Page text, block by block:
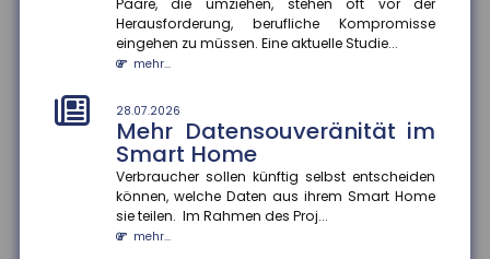
Herausforderung, berufliche Kompromisse
eingehen zu müssen. Eine aktuelle Studie...
mehr...
28.07.2026
Mehr Datensouveränität im
Smart Home
Verbraucher sollen künftig selbst entscheiden
können, welche Daten aus ihrem Smart Home
sie teilen. Im Rahmen des Proj...
mehr...
25.07.2026
Informationsaustausch über
Der internationale Informationsaustausch über
Finanzkonten soll ausgeweitet werden. Dazu hat die
Bundesregierung einen...
mehr...
25.07.2026
Prioritäten beim